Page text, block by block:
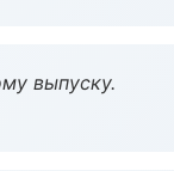
выпуску.